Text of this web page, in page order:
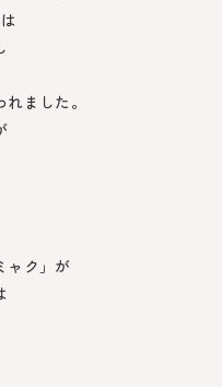
ました。
ャク」が